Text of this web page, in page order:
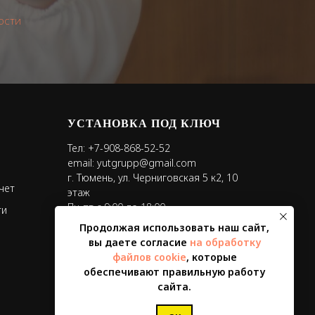
Продолжая использовать наш сайт,
вы даете согласие на обработку
файлов cookie, которые
обеспечивают правильную работу
сайта.
УСТАНОВКА ПОД КЛЮЧ
Тел: +7-908-868-52-52
email: yutgrupp@gmail.com
г. Тюмень, ул. Черниговская 5 к2, 10
этаж
Пн-пт с 9:00 до 18:00